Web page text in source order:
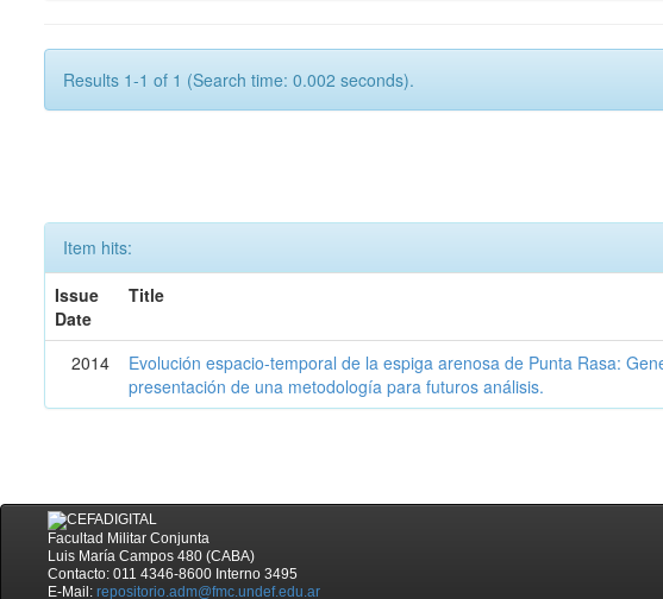
Results 1-1 of 1 (Search time: 0.002 seconds).
Item hits:
Issue
Date
Title
2014
Evolución espacio-temporal de la espiga arenosa de Punta Rasa:
presentación de una metodología para futuros análisis.
Facultad Militar Conjunta
Luis María Campos 480 (CABA)
Contacto: 011 4346-8600 Interno 3495
E-Mail: repositorio.adm@fmc.undef.edu.ar